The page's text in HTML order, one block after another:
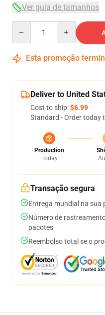
Ver guia de tamanhos
Esta promoção
Deliver to United
Cost to ship:$6.99
Standard - Order today
Production
Today
Transação segura
Entrega mundial na sua
Número de
pacotes
Reembolso total se o